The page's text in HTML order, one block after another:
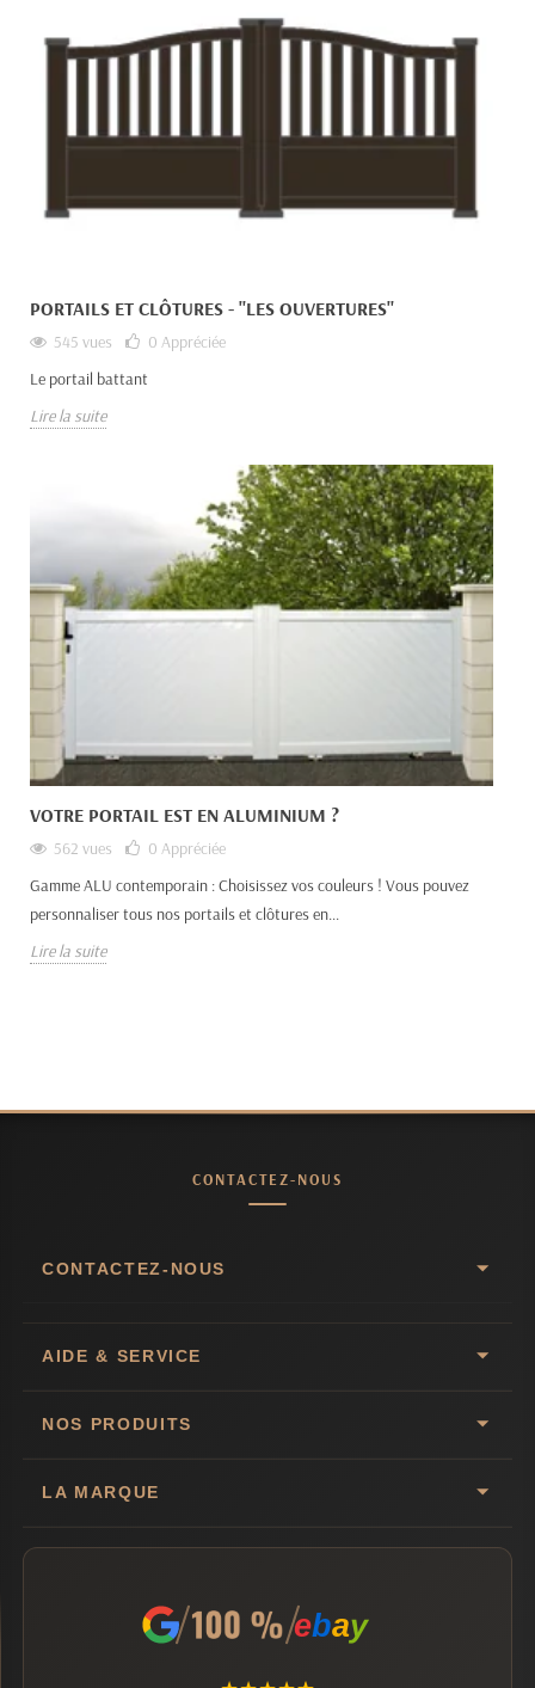
PORTAILS ET CLÔTURES - "LES OUVERTURES"
545 vues 0 Appréciée
Le portail battant
Lire la suite
VOTRE PORTAIL EST EN ALUMINIUM ?
562 vues 0 Appréciée
Gamme ALU contemporain : Choisissez vos couleurs ! Vous pouvez
personnaliser tous nos portails et clôtures en...
Lire la suite
CONTACTEZ-NOUS
CONTACTEZ-NOUS
AIDE & SERVICE
NOS PRODUITS
LA MARQUE
ebay